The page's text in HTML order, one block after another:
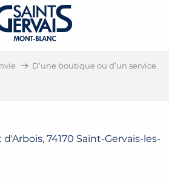
D’une boutique ou d’un service
74170 Saint-Gervais-les-